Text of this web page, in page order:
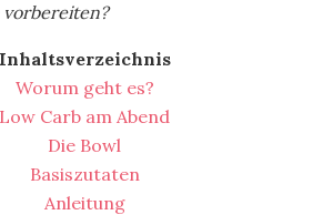
Inhaltsverzeichnis
Worum geht es?
Low Carb am Abend
Die Bowl
Basiszutaten
Anleitung